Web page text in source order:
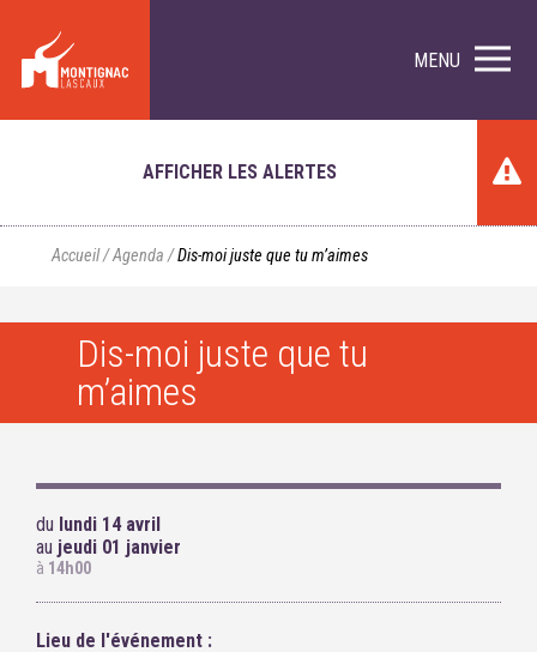
MENU
AFFICHER LES ALERTES
Accueil/Agenda /Dis-moi juste que tu m’aimes
Dis-moi juste que tu
m’aimes
du lundi 14 avril
au jeudi 01 janvier
à 14h00
Lieu de l'événement :